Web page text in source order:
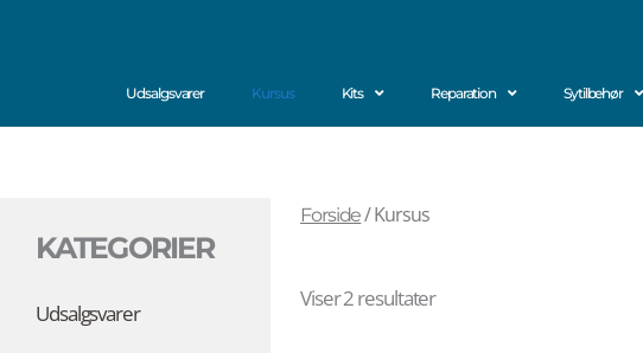
Udsalgsvarer Kursus Kits Reparation Sytilbehør
KATEGORIER
Udsalgsvarer
Forside/ Kursus
Viser 2 resultater